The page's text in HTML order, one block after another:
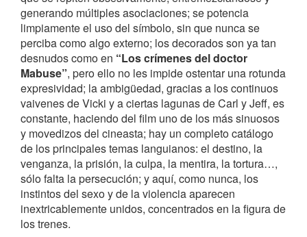
generando múltiples asociaciones; se potencia
limpiamente el uso del símbolo, sin que nunca se
perciba como algo externo; los decorados son ya tan
desnudos como en “Los crímenes del doctor
Mabuse”, pero ello no les impide ostentar una rotunda
expresividad; la ambigüedad, gracias a los continuos
vaivenes de Vicki y a ciertas lagunas de Carl y Jeff, es
constante, haciendo del film uno de los más sinuosos
y movedizos del cineasta; hay un completo catálogo
de los principales temas languianos: el destino, la
venganza, la prisión, la culpa, la mentira, la tortura…,
sólo falta la persecución; y aquí, como nunca, los
instintos del sexo y de la violencia aparecen
inextricablemente unidos, concentrados en la figura de
los trenes.